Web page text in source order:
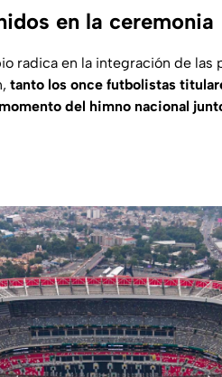
en la ceremonia
radica en la integración de las
tanto los once futbolistas
del himno nacional